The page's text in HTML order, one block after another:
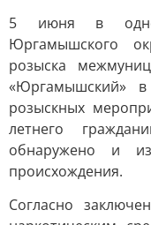
5 июня в
Юргамышского
розыска
«Юргамышский» в
розыскных
летнего
обнаружено и
происхождения.
Согласно